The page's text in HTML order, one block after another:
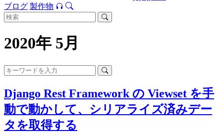
ブログ 製作物
2020年 5月
Django Rest Framework の Viewset を手
動で動かして、シリアライズ済みデー
タを取得する